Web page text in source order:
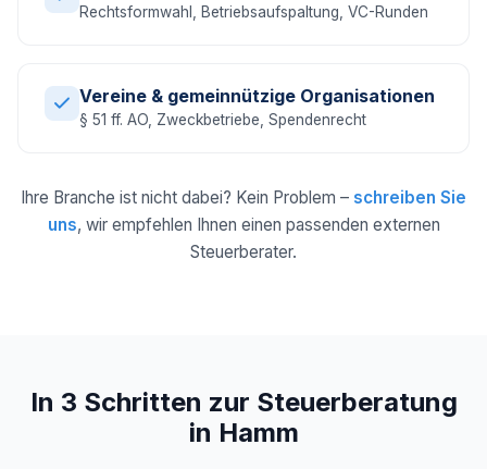
Rechtsformwahl, Betriebsaufspaltung, VC-Runden
Vereine & gemeinnützige Organisationen
§ 51 ff. AO, Zweckbetriebe, Spendenrecht
Ihre Branche ist nicht dabei? Kein Problem – schreiben Sie
uns, wir empfehlen Ihnen einen passenden externen
Steuerberater.
In 3 Schritten zur Steuerberatung
in Hamm